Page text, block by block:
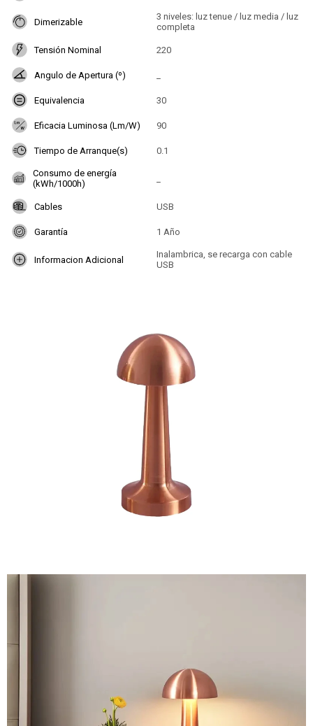
Dimerizable
3 niveles: luz tenue / luz media / luz
completa
Tensión Nominal 220
Angulo de Apertura (º)
Equivalencia 30
Eficacia Luminosa (Lm/W) 90
Tiempo de Arranque(s) 0.1
Consumo de energía
(kWh/1000h)
Cables USB
Garantía 1 Año
Informacion Adicional
Inalambrica, se recarga con cable
USB